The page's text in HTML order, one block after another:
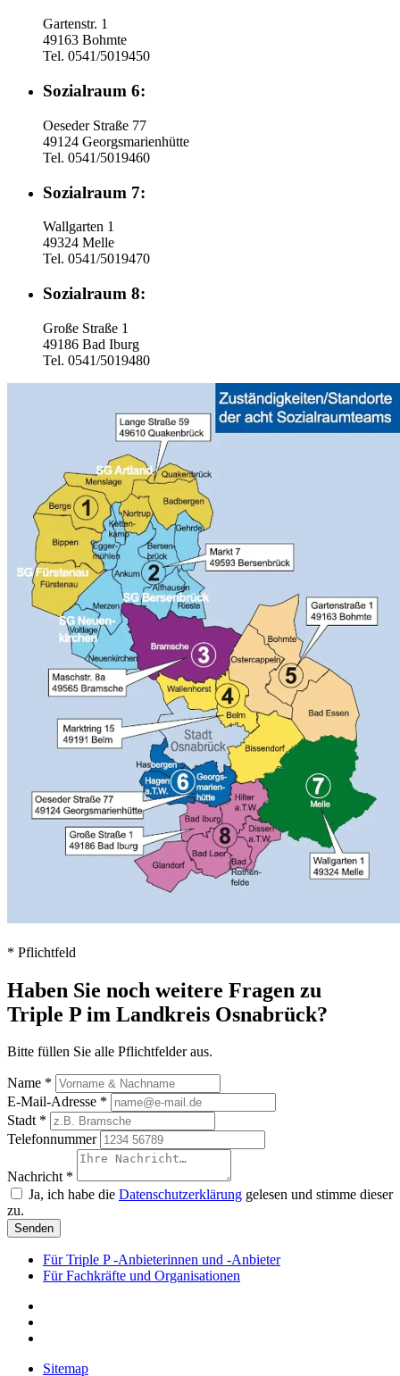
Gartenstr. 1
49163 Bohmte
Tel. 0541/5019450
Sozialraum 6:
Oeseder Straße 77
49124 Georgsmarienhütte
Tel. 0541/5019460
Sozialraum 7:
Wallgarten 1
49324 Melle
Tel. 0541/5019470
Sozialraum 8:
Große Straße 1
49186 Bad Iburg
Tel. 0541/5019480
* Pflichtfeld
Haben Sie noch weitere Fragen zu
Triple P im Landkreis Osnabrück?
Bitte füllen Sie alle Pflichtfelder aus.
Name *
E-Mail-Adresse *
Stadt *
Telefonnummer
Nachricht *
Ja, ich habe die Datenschutzerklärung gelesen und stimme dieser
zu.
Senden
Für Triple P -Anbieterinnen und -Anbieter
Für Fachkräfte und Organisationen
Sitemap